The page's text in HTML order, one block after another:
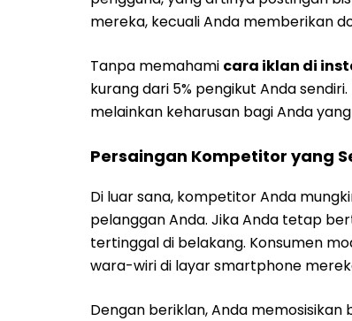
mereka, kecuali Anda memberikan
Tanpa memahami cara iklan di
kurang dari 5% pengikut Anda
melainkan keharusan bagi Anda
Persaingan Kompetitor yang
Di luar sana, kompetitor Anda
pelanggan Anda. Jika Anda tetap
tertinggal di belakang. Konsumen
wara-wiri di layar smartphone
Dengan beriklan, Anda